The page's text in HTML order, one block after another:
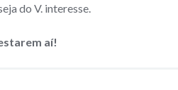
do V. interesse.
aí!